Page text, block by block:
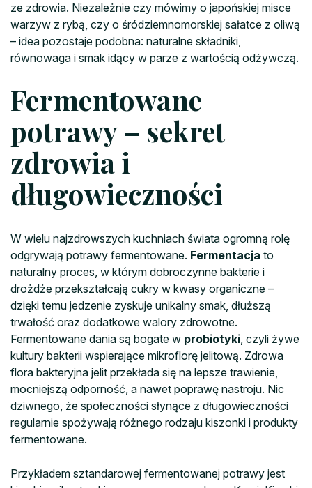
ze zdrowia. Niezależnie czy mówimy o japońskiej misce
warzyw z rybą, czy o śródziemnomorskiej sałatce z oliwą
– idea pozostaje podobna: naturalne składniki,
równowaga i smak idący w parze z wartością odżywczą.
Fermentowane
potrawy – sekret
zdrowia i
długowieczności
W wielu najzdrowszych kuchniach świata ogromną rolę
odgrywają potrawy fermentowane. Fermentacja to
naturalny proces, w którym dobroczynne bakterie i
drożdże przekształcają cukry w kwasy organiczne –
dzięki temu jedzenie zyskuje unikalny smak, dłuższą
trwałość oraz dodatkowe walory zdrowotne.
Fermentowane dania są bogate w probiotyki, czyli żywe
kultury bakterii wspierające mikroflorę jelitową. Zdrowa
flora bakteryjna jelit przekłada się na lepsze trawienie,
mocniejszą odporność, a nawet poprawę nastroju. Nic
dziwnego, że społeczności słynące z długowieczności
regularnie spożywają różnego rodzaju kiszonki i produkty
fermentowane.
Przykładem sztandarowej fermentowanej potrawy jest